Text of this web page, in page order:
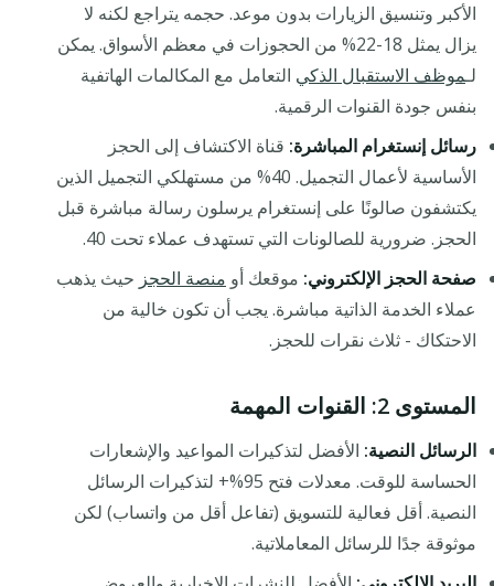
الأكبر وتنسيق الزيارات بدون موعد. حجمه يتراجع لكنه لا
يزال يمثل 18-22% من الحجوزات في معظم الأسواق. يمكن
لـموظف الاستقبال الذكي التعامل مع المكالمات الهاتفية
بنفس جودة القنوات الرقمية.
رسائل إنستغرام المباشرة: قناة الاكتشاف إلى الحجز
الأساسية لأعمال التجميل. 40% من مستهلكي التجميل الذين
يكتشفون صالونًا على إنستغرام يرسلون رسالة مباشرة قبل
الحجز. ضرورية للصالونات التي تستهدف عملاء تحت 40.
صفحة الحجز الإلكتروني: موقعك أو منصة الحجز حيث يذهب
عملاء الخدمة الذاتية مباشرة. يجب أن تكون خالية من
الاحتكاك - ثلاث نقرات للحجز.
المستوى 2: القنوات المهمة
الرسائل النصية: الأفضل لتذكيرات المواعيد والإشعارات
الحساسة للوقت. معدلات فتح 95%+ لتذكيرات الرسائل
النصية. أقل فعالية للتسويق (تفاعل أقل من واتساب) لكن
موثوقة جدًا للرسائل المعاملاتية.